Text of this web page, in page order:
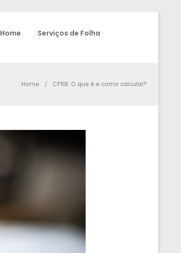
Home Serviços de Folha
Home / CPRB: O que é e como calcular?